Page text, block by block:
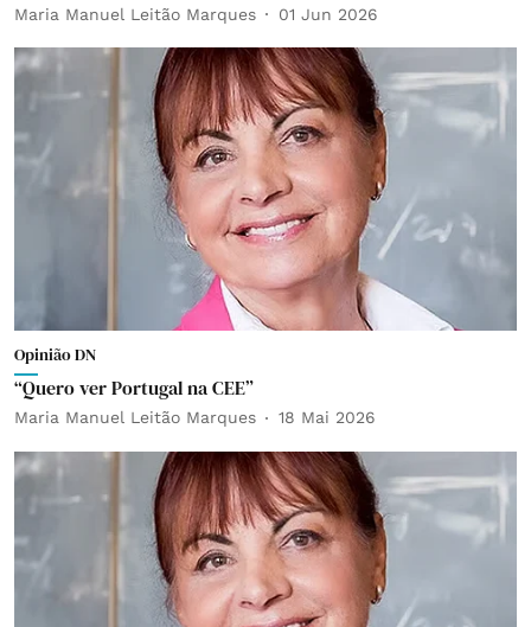
Maria Manuel Leitão Marques 01 Jun 2026
Opinião DN
“Quero ver Portugal na CEE”
Maria Manuel Leitão Marques 18 Mai 2026